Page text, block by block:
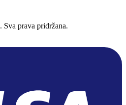
. Sva prava pridržana.